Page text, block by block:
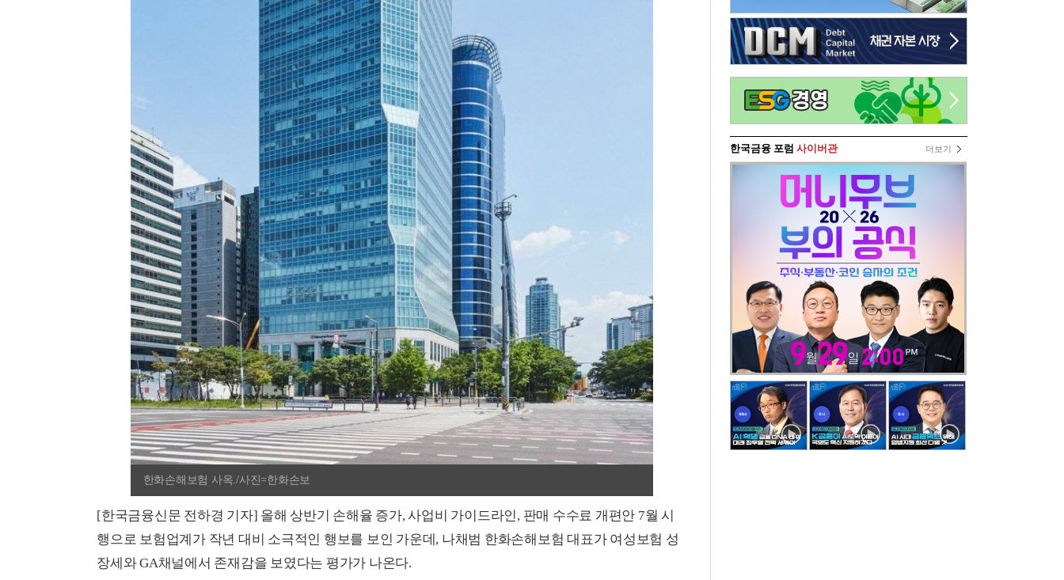
한화손해보험 사옥./사진=한화손보
[한국금융신문 전하경 기자] 올해 상반기 손해율 증가, 사업비 가이드라인, 판매 수수료 개편안 7월 시
행으로 보험업계가 작년 대비 소극적인 행보를 보인 가운데, 나채범 한화손해보험 대표가 여성보험 성
장세와 GA채널에서 존재감을 보였다는 평가가 나온다.
한국금융 포럼 사이버관 더보기